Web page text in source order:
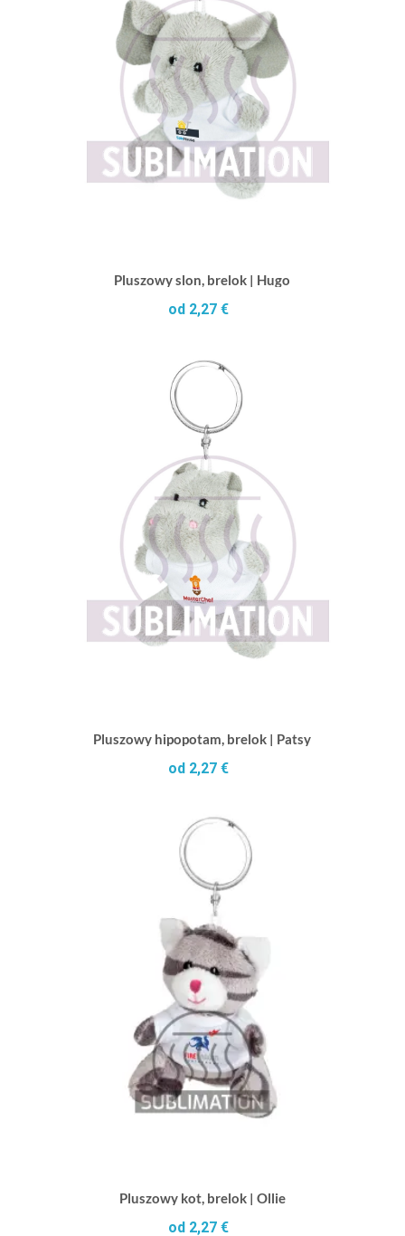
Pluszowy slon, brelok | Hugo
od 2,27 €
Pluszowy hipopotam, brelok | Patsy
od 2,27 €
Pluszowy kot, brelok | Ollie
od 2,27 €